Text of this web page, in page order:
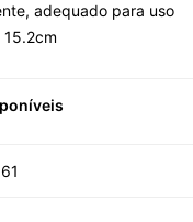
adequado para uso